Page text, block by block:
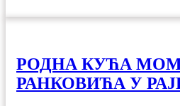
РОДНА КУЋА
РАНКОВИЋА У